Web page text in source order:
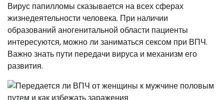
Вирус папилломы сказывается на всех сферах
жизнедеятельности человека. При наличии
образований аногенитальной области пациенты
интересуются, можно ли заниматься сексом при ВПЧ.
Важно знать пути передачи вируса и механизм его
развития.